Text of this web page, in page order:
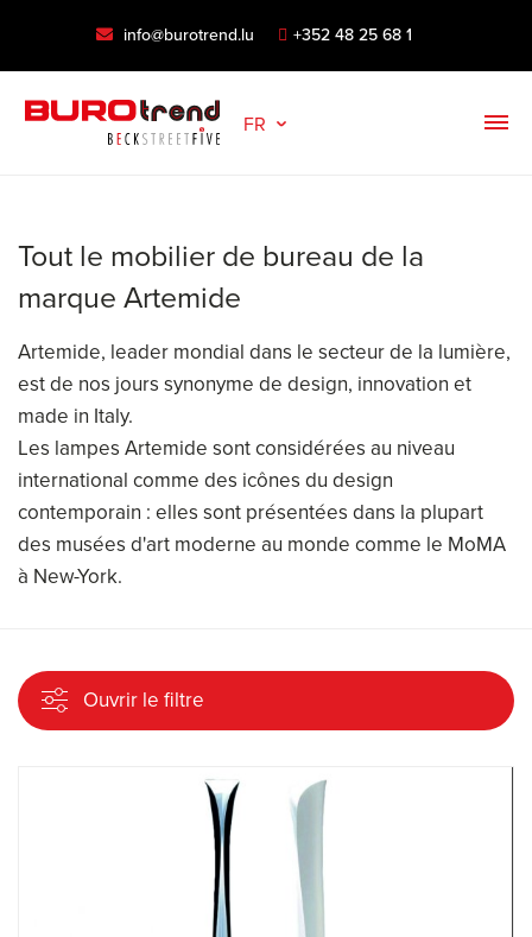
info@burotrend.lu +352 48 25 68 1
FR
Tout le mobilier de bureau de la
marque Artemide
Artemide, leader mondial dans le secteur de la lumière,
est de nos jours synonyme de design, innovation et
made in Italy.
Les lampes Artemide sont considérées au niveau
international comme des icônes du design
contemporain : elles sont présentées dans la plupart
des musées d'art moderne au monde comme le MoMA
à New-York.
Ouvrir le filtre